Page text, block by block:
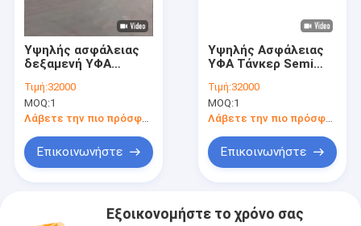
Υψηλής ασφάλειας
δεξαμενή ΥΦΑ
ασφαλή και
αποτελεσματική
μεταφορά
πετρελαϊκού αερίου
Τιμή:32000
MOQ:1
Λάβετε την πιο πρόσφατη τιμή
Επικοινωνήστε
Υψηλής Ασφάλειας
ΥΦΑ Τάνκερ Semi
στην Αρίκα:
Σχεδιασμένο για την
ασφαλή και
μεταφορά
υγροποιημένου
Τιμή:32000
MOQ:1
Λάβετε την πιο πρόσφατη τιμή
Επικοινωνήστε
Εξοικονομήστε το χρόνο σας